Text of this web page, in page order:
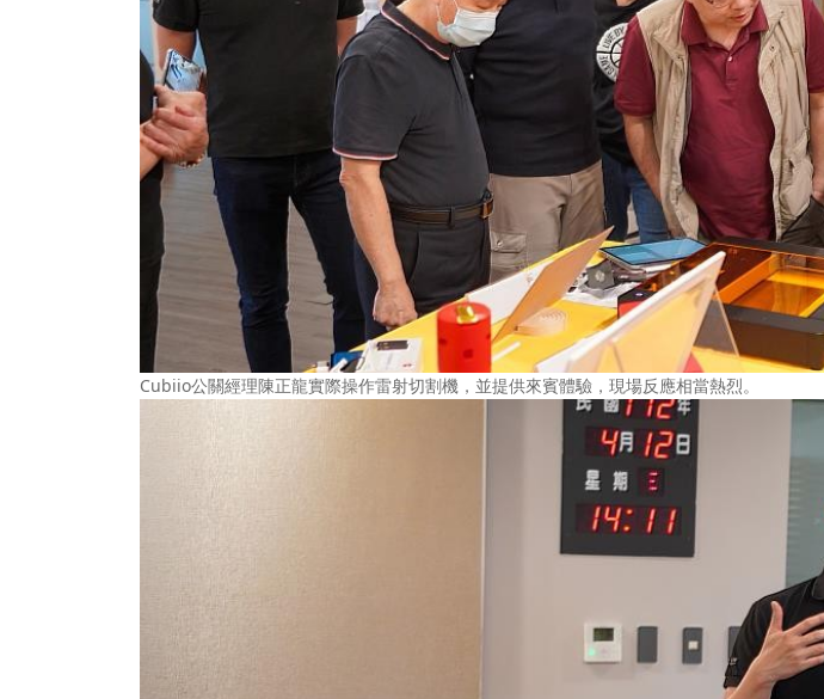
Cubiio公關經理陳正龍實際操作雷射切割機，並提供來賓體驗，現場反應相當熱烈。